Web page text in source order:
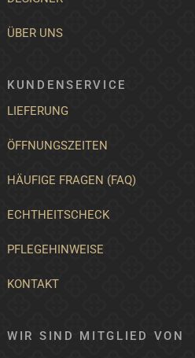
ÜBER UNS
KUNDENSERVICE
LIEFERUNG
ÖFFNUNGSZEITEN
HÄUFIGE FRAGEN (FAQ)
ECHTHEITSCHECK
PFLEGEHINWEISE
KONTAKT
WIR SIND MITGLIED VON